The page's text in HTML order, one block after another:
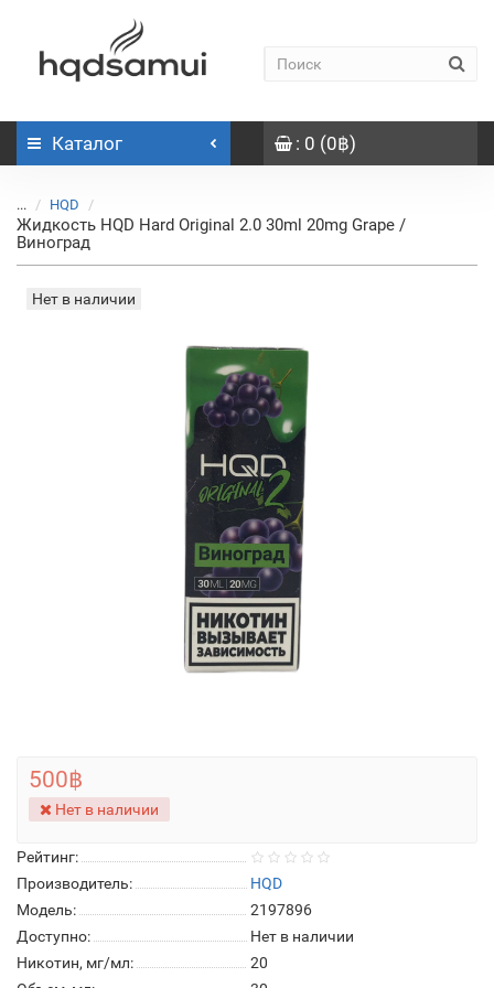
Каталог : 0 (0฿)
... HQD
Жидкость HQD Hard Original 2.0 30ml 20mg Grape /
Виноград
Нет в наличии
Рейтинг:
Производитель:
HQD
Модель:
2197896
Доступно:
Нет в наличии
Никотин, мг/мл:
20
500฿
Нет в наличии